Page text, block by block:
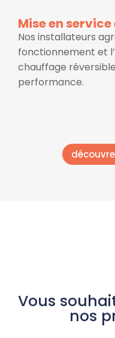
Mise en
Nos installateurs
fonctionnement et
chauffage
performance.
Vous
nos